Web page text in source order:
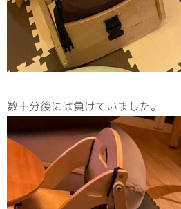
数十分後には負けていました。